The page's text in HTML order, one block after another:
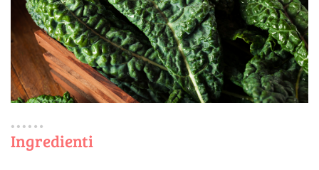
Ingredienti